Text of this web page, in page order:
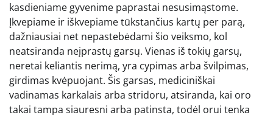
kasdieniame gyvenime paprastai nesusimąstome.
Įkvepiame ir iškvepiame tūkstančius kartų per parą,
dažniausiai net nepastebėdami šio veiksmo, kol
neatsiranda neįprastų garsų. Vienas iš tokių garsų,
neretai keliantis nerimą, yra cypimas arba švilpimas,
girdimas kvėpuojant. Šis garsas, mediciniškai
vadinamas karkalais arba stridoru, atsiranda, kai oro
takai tampa siauresni arba patinsta, todėl orui tenka